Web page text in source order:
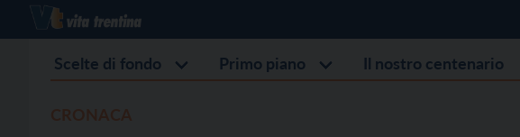
Scelte di fondo Primo piano Il nostro centenario